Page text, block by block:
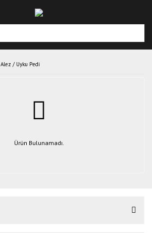
Alez / Uyku Pedi
Ürün Bulunamadı.